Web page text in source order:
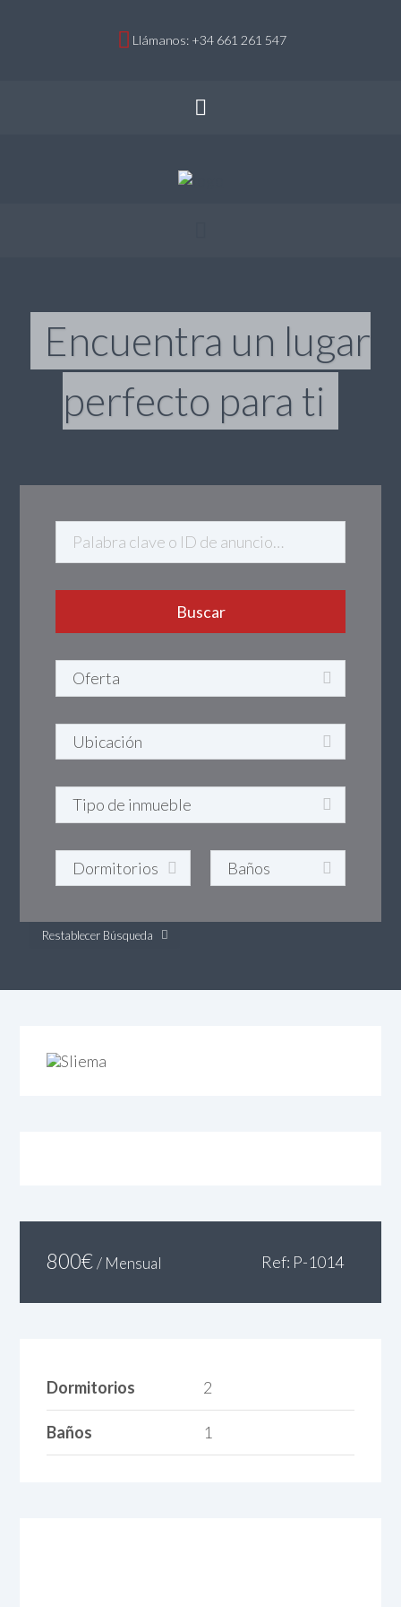
Llámanos: +34 661 261 547
Encuentra un lugar
perfecto para ti
Restablecer Búsqueda
800€ / Mensual Ref: P-1014
Dormitorios 2
Baños 1